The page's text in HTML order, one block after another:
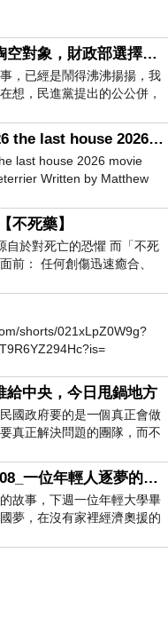
國票成為民進黨掏空對象，財政部選擇性失憶
，已經是鬧得沸沸揚揚，我
想，民進黨提出的公公併，
庫，鬧出最大的醜
電影最後孤屋2026 the last house 2026 movie
last house 2026 movie
Written by Matthew
Lee Wa
不死藥】
自於對死亡的恐懼 而「不死
前： 任何創傷迅速癒合、
堪
shorts/021xLpZ0W9g?
給中央，今日甩鍋地方
國政府要的是一個真正會做
真正解決問題的團隊，而不
團隊，最近民進黨
小朱週記 20260808_一位年輕人逐夢的真實故事
故事，下週一位年輕大學畢
夢，在沒有家裡經濟奧援的
工作累積出國基